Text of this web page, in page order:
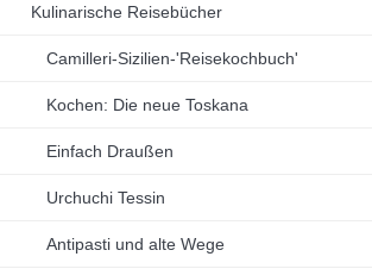
Kulinarische Reisebücher
Camilleri-Sizilien-'Reisekochbuch'
Kochen: Die neue Toskana
Einfach Draußen
Urchuchi Tessin
Antipasti und alte Wege